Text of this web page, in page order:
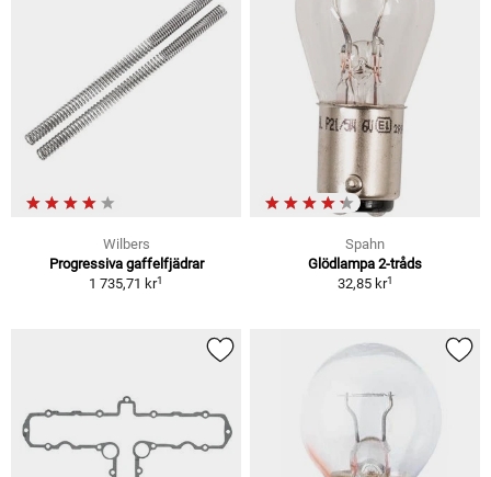
Wilbers
Progressiva gaffelfjädrar
1 735,71 kr1
Spahn
Glödlampa 2-tråds
32,85 kr1